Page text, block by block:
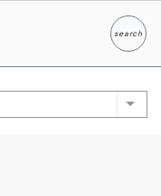
searchSearch
List